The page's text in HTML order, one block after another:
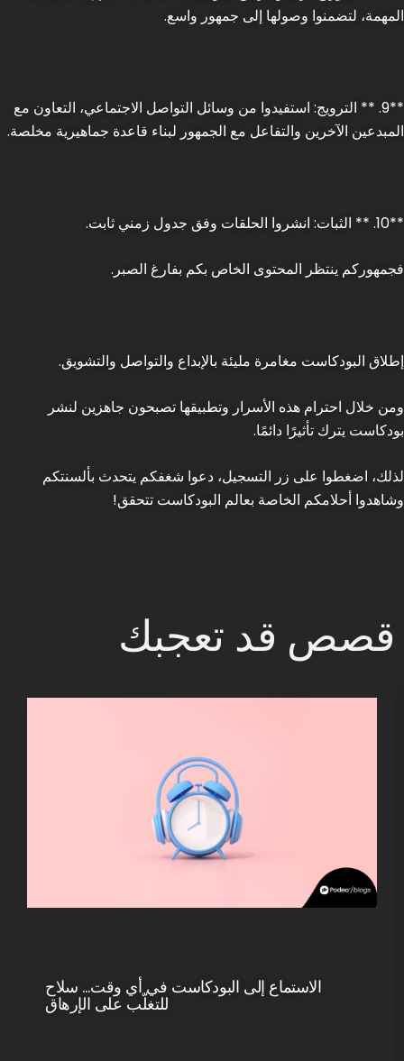
المهمة، لتضمنوا وصولها إلى جمهور واسع.
**9. ** الترويج: استفيدوا من وسائل التواصل الاجتماعي، التعاون مع
المبدعين الآخرين والتفاعل مع الجمهور لبناء قاعدة جماهيرية مخلصة.
**10. ** الثبات: انشروا الحلقات وفق جدول زمني ثابت.
فجمهوركم ينتظر المحتوى الخاص بكم بفارغ الصبر.
إطلاق البودكاست مغامرة مليئة بالإبداع والتواصل والتشويق.
ومن خلال احترام هذه الأسرار وتطبيقها تصبحون جاهزين لنشر
بودكاست يترك تأثيرًا دائمًا.
لذلك، اضغطوا على زر التسجيل، دعوا شغفكم يتحدث بألسنتكم
وشاهدوا أحلامكم الخاصة بعالم البودكاست تتحقق!
قصص قد تعجبك
الاستماع إلى البودكاست في أي وقت… سلاح
للتغلّب على الإرهاق